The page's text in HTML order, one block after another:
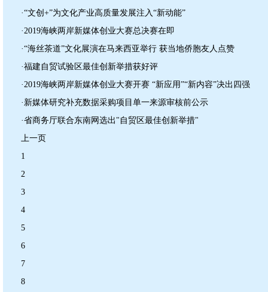
·“文创+”为文化产业高质量发展注入“新动能”
·2019海峡两岸新媒体创业大赛总决赛在即
·“海丝茶道”文化展演在马来西亚举行 获当地侨胞友人点赞
·福建自贸试验区最佳创新举措获好评
·2019海峡两岸新媒体创业大赛开赛 “新应用”“新内容”决出四强
·新媒体研究补充数据采购项目单一来源审核前公示
·省商务厅联合东南网选出"自贸区最佳创新举措"
上一页
1
2
3
4
5
6
7
8